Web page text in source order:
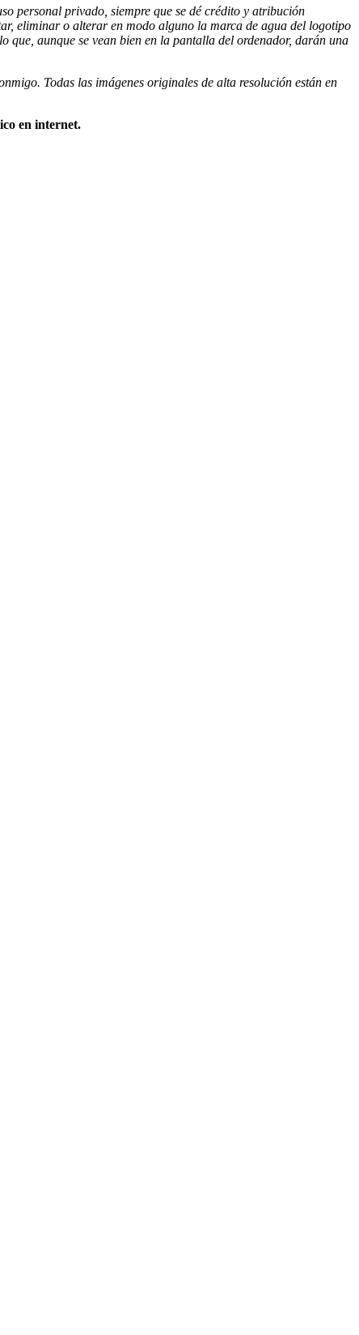
personal privado, siempre que se dé crédito y atribución
eliminar o alterar en modo alguno la marca de agua del logotipo
que, aunque se vean bien en la pantalla del ordenador, darán una
Todas las imágenes originales de alta resolución están en
en internet.